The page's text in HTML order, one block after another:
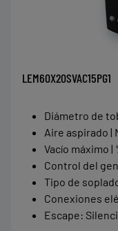
LEM60X20SVAC15PG1
Diámetro de
Aire aspirado |
Vacío máximo |
Control del
Tipo de
Conexiones
Escape: